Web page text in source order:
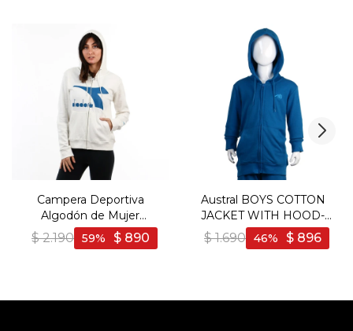
Campera Deportiva
Algodón de Mujer
Diadora NUT - Coco
$ 2.190 $ 890
59
Austral BOYS COTTON
JACKET WITH HOOD-
BLUE - Azul
$ 1.690 $ 896
46